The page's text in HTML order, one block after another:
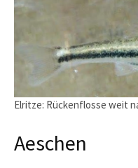
Elritze: Rückenflosse weit
Aeschen